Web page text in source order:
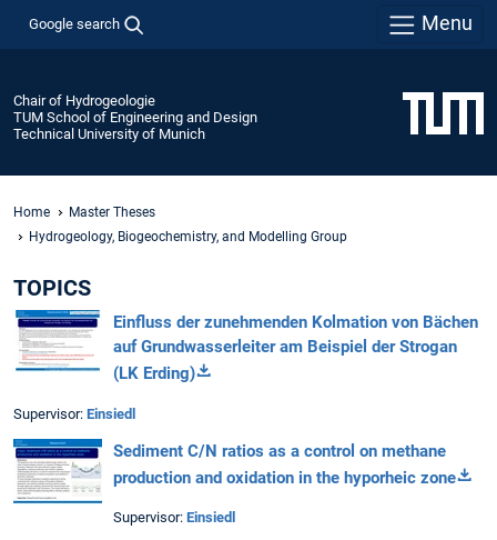
Google search Menu
Chair of Hydrogeologie
TUM School of Engineering and Design
Technical University of Munich
Home
Master Theses
Hydrogeology, Biogeochemistry, and Modelling Group
TOPICS
Einfluss der zunehmenden Kolmation von Bächen
auf Grundwasserleiter am Beispiel der Strogan
(LK Erding)
Supervisor: Einsiedl
Sediment C/N ratios as a control on methane
production and oxidation in the hyporheic zone
Supervisor: Einsiedl